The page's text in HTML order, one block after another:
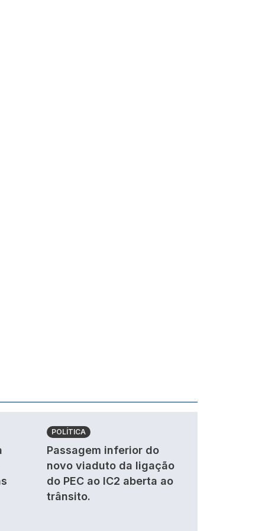
POLÍTICA
Passagem inferior do
novo viaduto da ligação
do PEC ao IC2 aberta ao
trânsito.